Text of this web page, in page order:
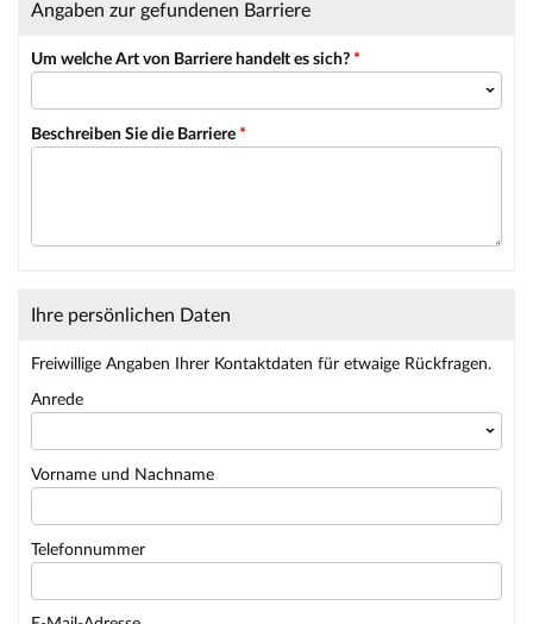
Angaben zur gefundenen Barriere
Um welche Art von Barriere handelt es sich? *
Beschreiben Sie die Barriere *
Ihre persönlichen Daten
Freiwillige Angaben Ihrer Kontaktdaten für etwaige Rückfragen.
Anrede
Vorname und Nachname
Telefonnummer